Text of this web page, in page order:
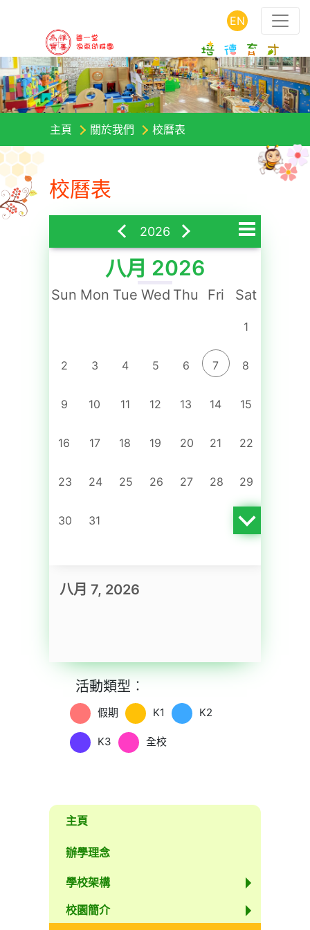
EN
主頁 關於我們 校曆表
主頁
辦學理念
學校架構
校園簡介
校曆表
2026
五月
六月
七月
八月
十月
八月 2026
Sun Mon Tue Wed Thu Fri Sat
1
2 3 4 5 6 7 8
9 10 11 12 13 14 15
16 17 18 19 20 21 22
23 24 25 26 27 28 29
30 31
八月 7, 2026
活動類型︰
假期 K1 K2
K3 全校